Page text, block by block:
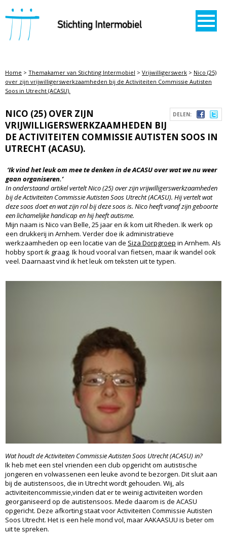
STICHTING INTERMOBIEL
Home > Themakamer van Stichting Intermobiel > Vrijwilligerswerk > Nico (25)
over zijn vrijwilligerswerkzaamheden bij de Activiteiten Commissie Autisten
Soos in Utrecht (ACASU).
DELEN:
NICO (25) OVER ZIJN
VRIJWILLIGERSWERKZAAMHEDEN BIJ
DE ACTIVITEITEN COMMISSIE AUTISTEN SOOS IN
UTRECHT (ACASU).
‘Ik vind het leuk om mee te denken in de ACASU over wat we nu weer
gaan organiseren.’
In onderstaand artikel vertelt Nico (25) over zijn vrijwilligerswerkzaamheden
bij de Activiteiten Commissie Autisten Soos Utrecht (ACASU). Hij vertelt wat
deze soos doet en wat zijn rol bij deze soos is. Nico heeft vanaf zijn geboorte
een lichamelijke handicap en hij heeft autisme.
Mijn naam is Nico van Belle, 25 jaar en ik kom uit Rheden. Ik werk op
een drukkerij in Arnhem. Verder doe ik administratieve
werkzaamheden op een locatie van de Siza Dorpgroep in Arnhem. Als
hobby sport ik graag. Ik houd vooral van fietsen, maar ik wandel ook
veel. Daarnaast vind ik het leuk om teksten uit te typen.
Wat houdt de Activiteiten Commissie Autisten Soos Utrecht (ACASU) in?
Ik heb met een stel vrienden een club opgericht om autistische
jongeren en volwassenen een leuke avond te bezorgen. Dit sluit aan
bij de autistensoos, die in Utrecht wordt gehouden. Wij, als
activiteitencommissie,vinden dat er te weinig activiteiten worden
georganiseerd op de autistensoos. Mede daarom is de ACASU
opgericht. Deze afkorting staat voor Activiteiten Commissie Autisten
Soos Utrecht. Het is een hele mond vol, maar AAKAASUU is beter om
uit te spreken.